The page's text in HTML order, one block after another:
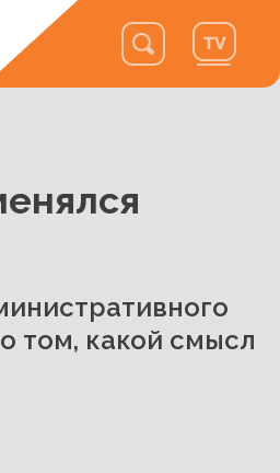
том, какой смысл